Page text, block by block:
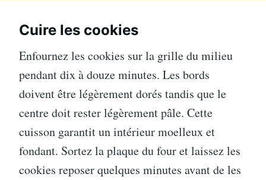
Cuire les cookies
Enfournez les cookies sur la grille du milieu
pendant dix à douze minutes. Les bords
doivent être légèrement dorés tandis que le
centre doit rester légèrement pâle. Cette
cuisson garantit un intérieur moelleux et
fondant. Sortez la plaque du four et laissez les
cookies reposer quelques minutes avant de les